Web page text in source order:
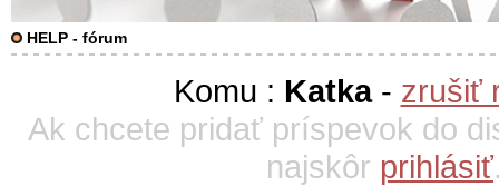
HELP - fórum
Komu : Katka- zrušiť
Ak chcete pridať príspevok do
najskôr prihlásiť